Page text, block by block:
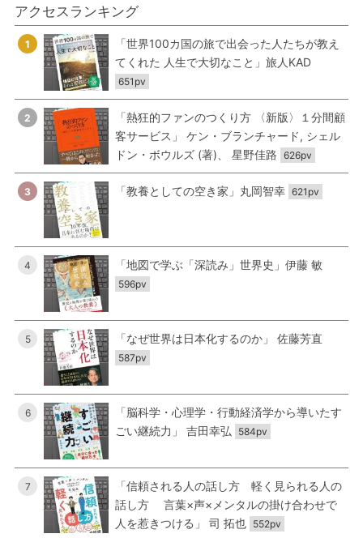
アクセスランキング
1
「世界100カ国の旅で出会った人たちが教え
てくれた 人生で大切なこと」旅人KAD
651pv
2
「熱狂的ファンのつくり方 〈新版〉１分間顧
客サービス」 ケン・ブランチャード, シェル
ドン・ボウルズ (著)、 星野佳路 626pv
3 「教養としての空き家」丸岡智幸 621pv
4 「地図で学ぶ「深読み」世界史」伊藤 敏
596pv
5 「なぜ世界は日本化するのか」 佐藤芳直
587pv
6
「脳科学・心理学・行動経済学から導いたす
ごい継続力」 吉田幸弘
584pv
7
「信頼される人の話し方 軽く見られる人の
話し方 言葉×声×メンタルの掛け合わせで
人を惹きつける」 司 拓也 552pv